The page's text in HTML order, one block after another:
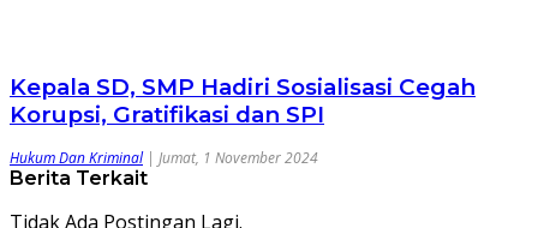
Kepala SD, SMP Hadiri Sosialisasi Cegah
Korupsi, Gratifikasi dan SPI
Hukum Dan Kriminal| Jumat, 1 November 2024
Berita Terkait
Tidak Ada Postingan Lagi.